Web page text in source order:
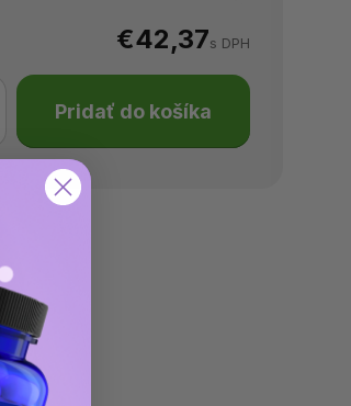
€42,37s DPH
Pridať do košíka